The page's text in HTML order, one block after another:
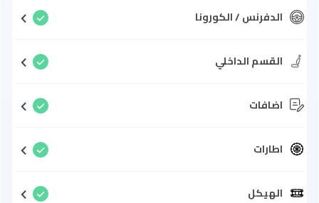
الدفرنس / الكورونا
القسم الداخلي
اضافات
اطارات
الهيكل